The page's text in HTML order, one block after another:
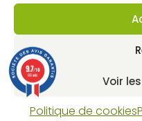
Voir
Politique de cookies
Politique de cookies (UE)
CGV
Contact
Dynapôle de Ludres-
4 rue pascal, 54710
9.7/10
66 avis